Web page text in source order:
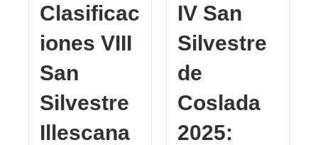
Clasificac
iones VIII
San
Silvestre
Illescana
IV San
Silvestre
de
Coslada
2025: